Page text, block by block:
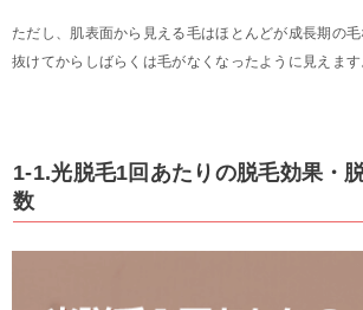
ただし、肌表面から見える毛はほとんどが成長期の
抜けてからしばらくは毛がなくなったように見えます
1-1.光脱毛1回あたりの脱毛効果・
数